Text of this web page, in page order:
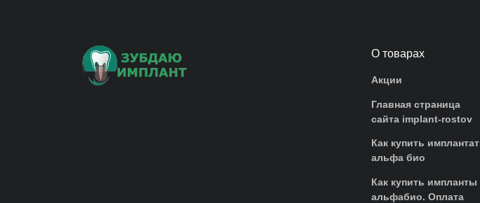
О товарах
Акции
Главная страница
сайта implant-rostov
Как купить имплантат
альфа био
Как купить импланты
альфабио. Оплата